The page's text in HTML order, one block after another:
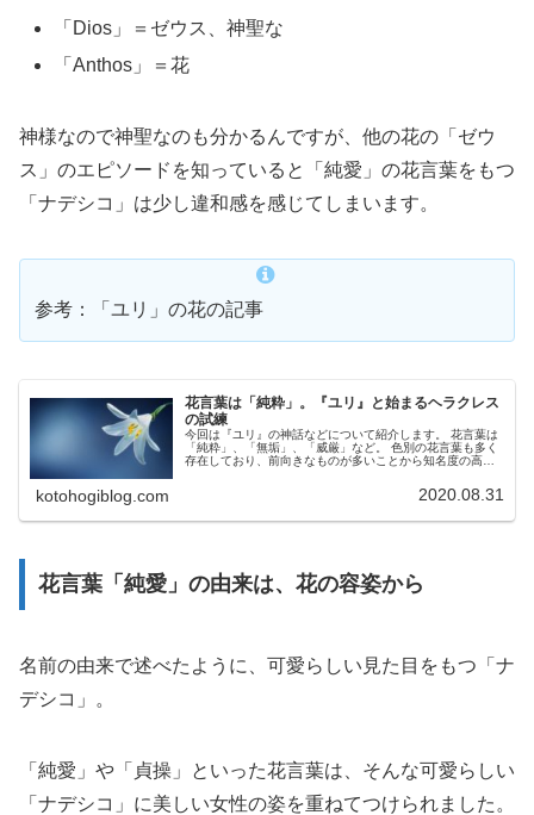
「Dios」＝ゼウス、神聖な
「Anthos」＝花
神様なので神聖なのも分かるんですが、他の花の「ゼウ
ス」のエピソードを知っていると「純愛」の花言葉をもつ
「ナデシコ」は少し違和感を感じてしまいます。
参考：「ユリ」の花の記事
花言葉は「純粋」。『ユリ』と始まるヘラクレス
の試練
今回は『ユリ』の神話などについて紹介します。 花言葉は
「純粋」、「無垢」、「威厳」など。 色別の花言葉も多く
存在しており、前向きなものが多いことから知名度の高い
kotohogiblog.com 2020.08.31
花言葉「純愛」の由来は、花の容姿から
名前の由来で述べたように、可愛らしい見た目をもつ「ナ
デシコ」。
「純愛」や「貞操」といった花言葉は、そんな可愛らしい
「ナデシコ」に美しい女性の姿を重ねてつけられました。